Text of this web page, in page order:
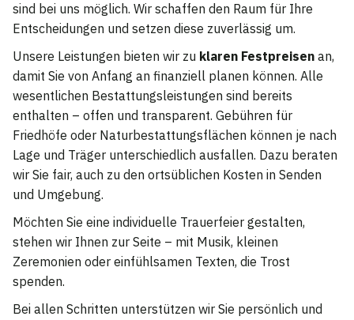
sind bei uns möglich. Wir schaffen den Raum für Ihre
Entscheidungen und setzen diese zuverlässig um.
Unsere Leistungen bieten wir zu klaren Festpreisen an,
damit Sie von Anfang an finanziell planen können. Alle
wesentlichen Bestattungsleistungen sind bereits
enthalten – offen und transparent. Gebühren für
Friedhöfe oder Naturbestattungsflächen können je nach
Lage und Träger unterschiedlich ausfallen. Dazu beraten
wir Sie fair, auch zu den ortsüblichen Kosten in Senden
und Umgebung.
Möchten Sie eine individuelle Trauerfeier gestalten,
stehen wir Ihnen zur Seite – mit Musik, kleinen
Zeremonien oder einfühlsamen Texten, die Trost
spenden.
Bei allen Schritten unterstützen wir Sie persönlich und